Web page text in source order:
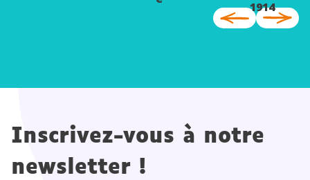
1914
Inscrivez-vous à notre
newsletter !